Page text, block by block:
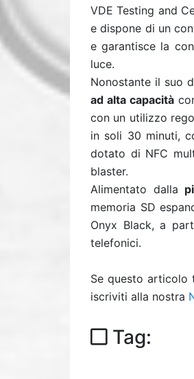
VDE Testing and
e dispone di un
e garantisce la
luce.
Nonostante il suo
ad alta capacità
con un utilizzo
in soli 30 minuti,
dotato di NFC
blaster.
Alimentato dalla
memoria SD
Onyx Black, a
telefonici.
Se questo articolo
iscriviti alla nostra
Tag: